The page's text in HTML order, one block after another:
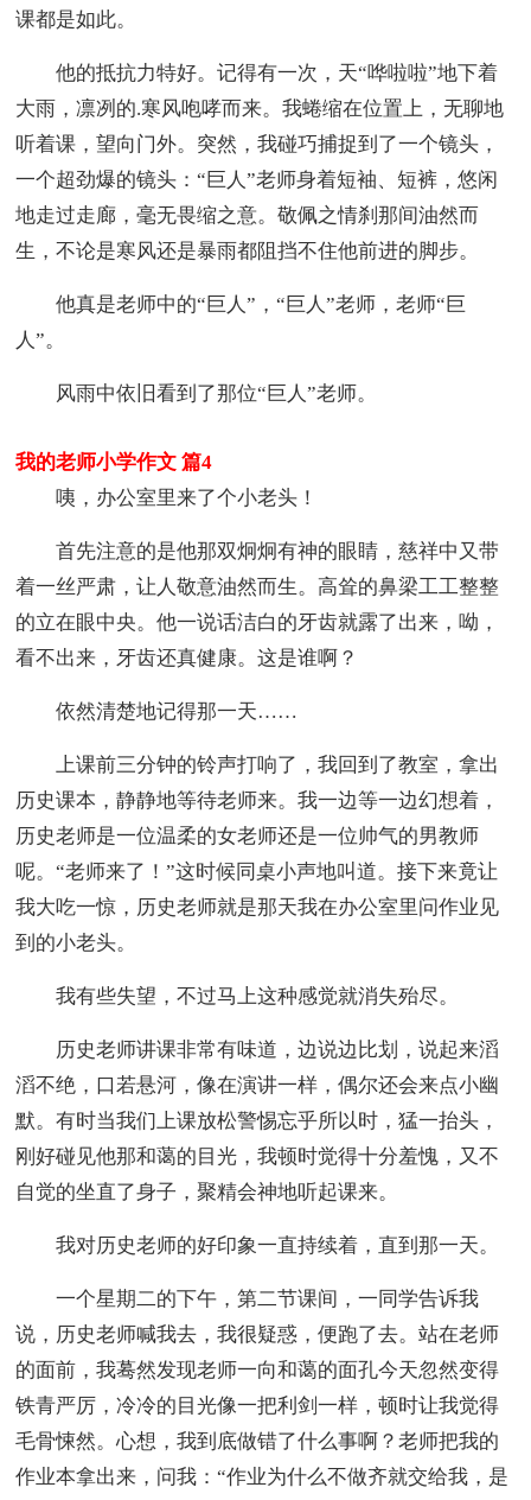
课都是如此。
他的抵抗力特好。记得有一次，天“哗啦啦”地下着
大雨，凛冽的.寒风咆哮而来。我蜷缩在位置上，无聊地
听着课，望向门外。突然，我碰巧捕捉到了一个镜头，
一个超劲爆的镜头：“巨人”老师身着短袖、短裤，悠闲
地走过走廊，毫无畏缩之意。敬佩之情刹那间油然而
生，不论是寒风还是暴雨都阻挡不住他前进的脚步。
他真是老师中的“巨人”，“巨人”老师，老师“巨
人”。
风雨中依旧看到了那位“巨人”老师。
我的老师小学作文 篇4
咦，办公室里来了个小老头！
首先注意的是他那双炯炯有神的眼睛，慈祥中又带
着一丝严肃，让人敬意油然而生。高耸的鼻梁工工整整
的立在眼中央。他一说话洁白的牙齿就露了出来，呦，
看不出来，牙齿还真健康。这是谁啊？
依然清楚地记得那一天……
上课前三分钟的铃声打响了，我回到了教室，拿出
历史课本，静静地等待老师来。我一边等一边幻想着，
历史老师是一位温柔的女老师还是一位帅气的男教师
呢。“老师来了！”这时候同桌小声地叫道。接下来竟让
我大吃一惊，历史老师就是那天我在办公室里问作业见
到的小老头。
我有些失望，不过马上这种感觉就消失殆尽。
历史老师讲课非常有味道，边说边比划，说起来滔
滔不绝，口若悬河，像在演讲一样，偶尔还会来点小幽
默。有时当我们上课放松警惕忘乎所以时，猛一抬头，
刚好碰见他那和蔼的目光，我顿时觉得十分羞愧，又不
自觉的坐直了身子，聚精会神地听起课来。
我对历史老师的好印象一直持续着，直到那一天。
一个星期二的下午，第二节课间，一同学告诉我
说，历史老师喊我去，我很疑惑，便跑了去。站在老师
的面前，我蓦然发现老师一向和蔼的面孔今天忽然变得
铁青严厉，冷冷的目光像一把利剑一样，顿时让我觉得
毛骨悚然。心想，我到底做错了什么事啊？老师把我的
作业本拿出来，问我：“作业为什么不做齐就交给我，是